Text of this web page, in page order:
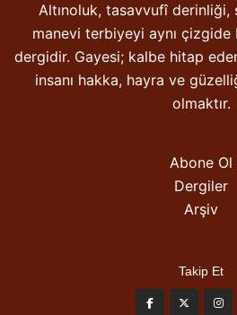
Altınoluk, tasavvufî
manevi terbiyeyi aynı
dergidir. Gayesi; kalbe hitap
insanı hakka, hayra ve
olmaktır.
Abone Ol
Dergiler
Arşiv
Takip Et